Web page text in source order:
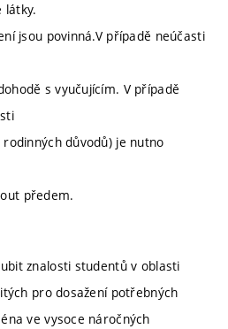
látky.
jsou povinná.V případě neúčasti
s vyučujícím. V případě
důvodů) je nutno
předem.
znalosti studentů v oblasti
pro dosažení potřebných
ve vysoce náročných